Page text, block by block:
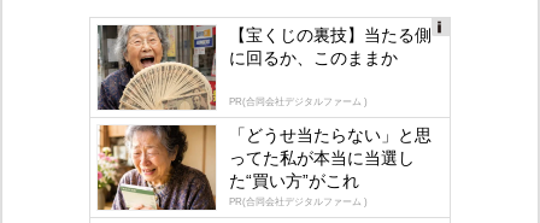
gly
【宝くじの裏技】当たる側
に回るか、このままか
PR(合同会社デジタルファーム )
「どうせ当たらない」と思
ってた私が本当に当選し
た“買い方”がこれ
PR(合同会社デジタルファーム )